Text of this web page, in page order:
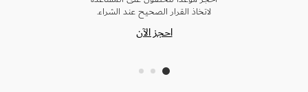
لاتخاذ القرار الصحيح عند الشراء.
احجز الآن